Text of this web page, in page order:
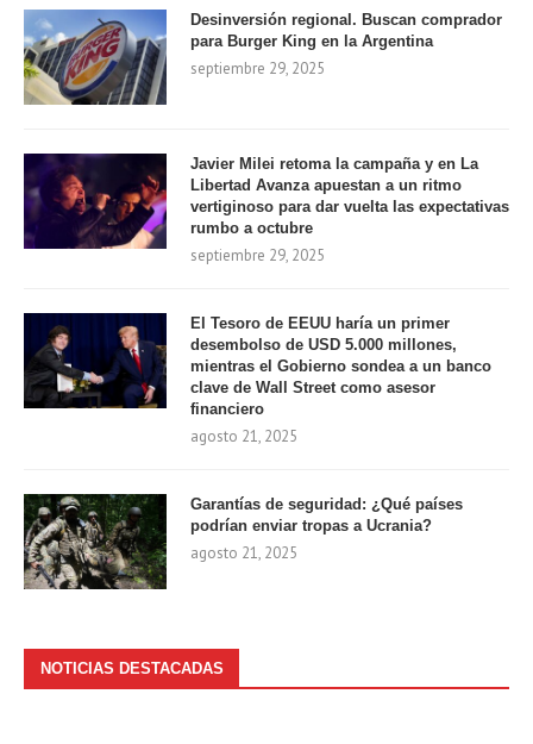
Desinversión regional. Buscan comprador
para Burger King en la Argentina
septiembre 29, 2025
Javier Milei retoma la campaña y en La
Libertad Avanza apuestan a un ritmo
vertiginoso para dar vuelta las expectativas
rumbo a octubre
septiembre 29, 2025
El Tesoro de EEUU haría un primer
desembolso de USD 5.000 millones,
mientras el Gobierno sondea a un banco
clave de Wall Street como asesor
financiero
agosto 21, 2025
Garantías de seguridad: ¿Qué países
podrían enviar tropas a Ucrania?
agosto 21, 2025
NOTICIAS DESTACADAS